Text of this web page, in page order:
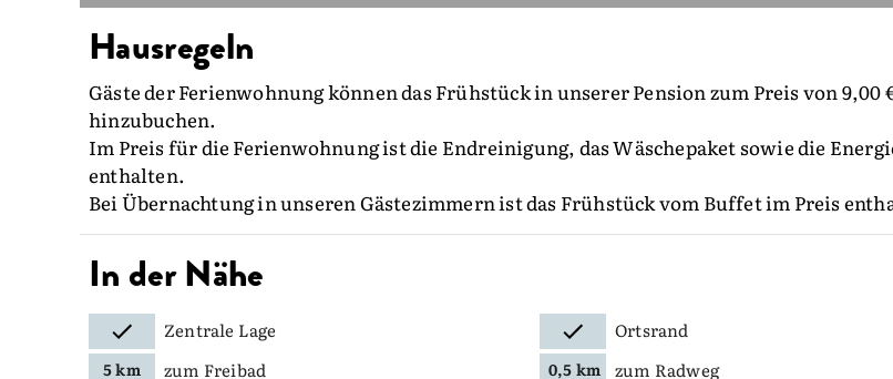
Hausregeln
Gäste der Ferienwohnung können das Frühstück in unserer Pension zum Preis von 9,00
hinzubuchen.
Im Preis für die Ferienwohnung ist die Endreinigung, das Wäschepaket sowie die
enthalten.
Bei Übernachtung in unseren Gästezimmern ist das Frühstück vom Buffet im Preis
In der Nähe
Zentrale Lage Ortsrand
5 km zum Freibad 0,5 km zum Radweg